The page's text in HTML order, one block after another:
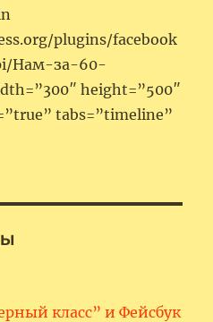
plugins/facebook
Нам-за-60-
height=”500″
tabs=”timeline”
класс” и Фейсбук